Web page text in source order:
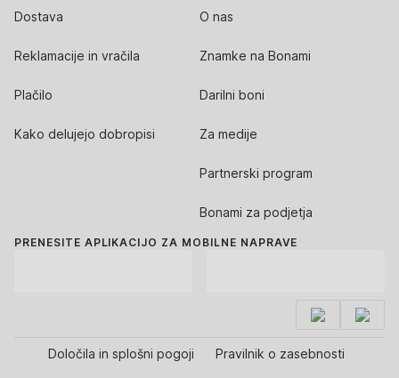
Dostava
Reklamacije in vračila
Plačilo
Kako delujejo dobropisi
O nas
Znamke na Bonami
Darilni boni
Za medije
Partnerski program
Bonami za podjetja
PRENESITE APLIKACIJO ZA MOBILNE NAPRAVE
Določila in splošni pogoji Pravilnik o zasebnosti